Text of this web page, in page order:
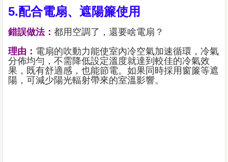
5.配合電扇、遮陽簾使用
錯誤做法： 都用空調了，還要啥電扇？
理由： 電扇的吹動力能使室內冷空氣加速循環，冷氣
分佈均勻，不需降低設定溫度就達到較佳的冷氣效
果，既有舒適感，也能節電。如果同時採用窗簾等遮
陽，可減少陽光輻射帶來的室溫影響。